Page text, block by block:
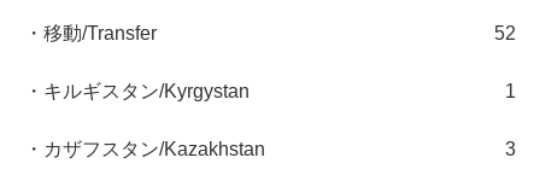
・移動/Transfer 52
・キルギスタン/Kyrgystan 1
・カザフスタン/Kazakhstan 3